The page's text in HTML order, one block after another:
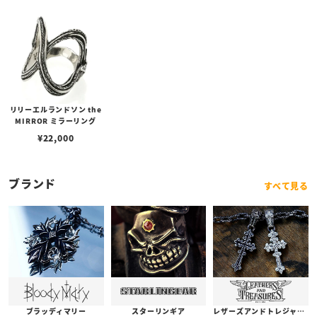
リリーエルランドソン the
MIRROR ミラーリング
¥22,000
ブランド すべて見る
ブラッディマリー スターリンギア レザーズアンドトレジャーズ